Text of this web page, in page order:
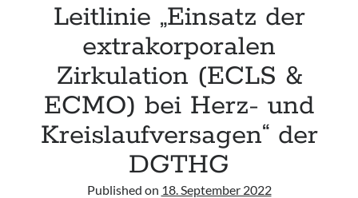
diagnosis
and
management“
des
NICE
Leitlinie „Einsatz der
extrakorporalen
Zirkulation (ECLS &
ECMO) bei Herz- und
Kreislaufversagen“ der
DGTHG
Published on 18. September 2022